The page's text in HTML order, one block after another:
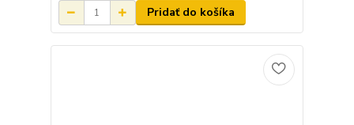
Pridať do košíka